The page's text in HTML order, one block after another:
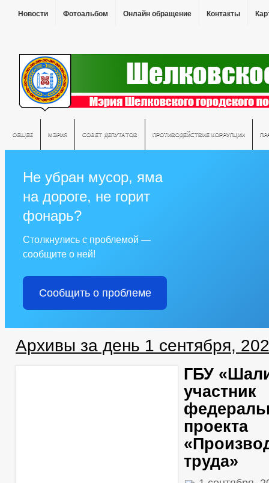
Новости Фотоальбом Онлайн обращение Контакты
ОБЩЕЕ МЭРИЯ СОВЕТ ДЕПУТАТОВ ПРОТИВОДЕЙСТВИЕ КОРРУПЦИИ
Не убран мусор, яма
на дороге, не горит
фонарь?
Столкнулись с проблемой —
сообщите о ней!
Сообщить о проблеме
Архивы за день 1 сентября,
ГБУ
участник
проекта
труда»